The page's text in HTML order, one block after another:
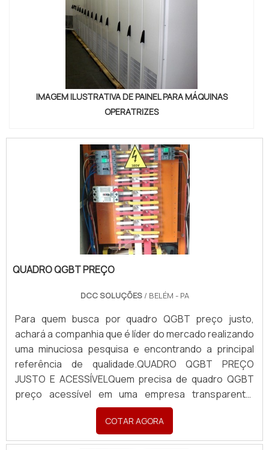
IMAGEM ILUSTRATIVA DE PAINEL PARA MÁQUINAS
OPERATRIZES
QUADRO QGBT PREÇO
DCC SOLUÇÕES/ BELÉM - PA
Para quem busca por quadro QGBT preço justo,
achará a companhia que é líder do mercado realizando
uma minuciosa pesquisa e encontrando a principal
referência de qualidade.QUADRO QGBT PREÇO
JUSTO E ACESSÍVELQuem precisa de quadro QGBT
preço acessível em uma empresa transparente,
chega até a DCC Soluções. Atuando com
aterramento e SPDA e cabos de força, a companhia
foca em tecnologia e desenvolvimento no que gera
COTAR AGORA